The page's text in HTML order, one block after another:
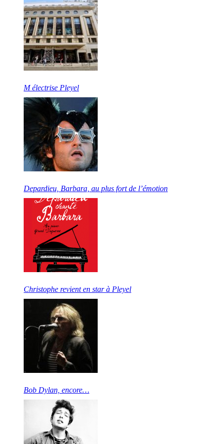
M électrise Pleyel
Depardieu, Barbara, au plus fort de l’émotion
Christophe revient en star à Pleyel
Bob Dylan, encore…